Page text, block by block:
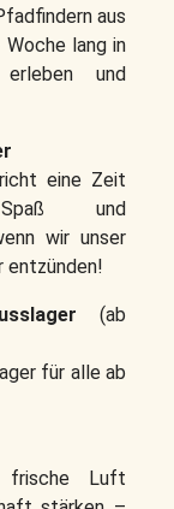
aus
lang in
und
eine Zeit
Spaß und
wir unser
entzünden!
(ab
für alle ab
frische Luft